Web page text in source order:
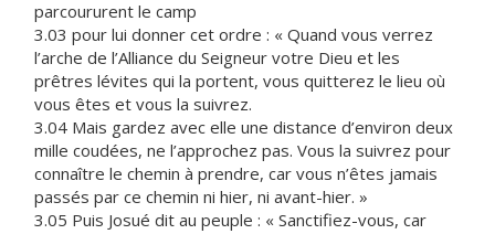
parcoururent le camp
3.03 pour lui donner cet ordre : « Quand vous verrez
l’arche de l’Alliance du Seigneur votre Dieu et les
prêtres lévites qui la portent, vous quitterez le lieu où
vous êtes et vous la suivrez.
3.04 Mais gardez avec elle une distance d’environ deux
mille coudées, ne l’approchez pas. Vous la suivrez pour
connaître le chemin à prendre, car vous n’êtes jamais
passés par ce chemin ni hier, ni avant-hier. »
3.05 Puis Josué dit au peuple : « Sanctifiez-vous, car